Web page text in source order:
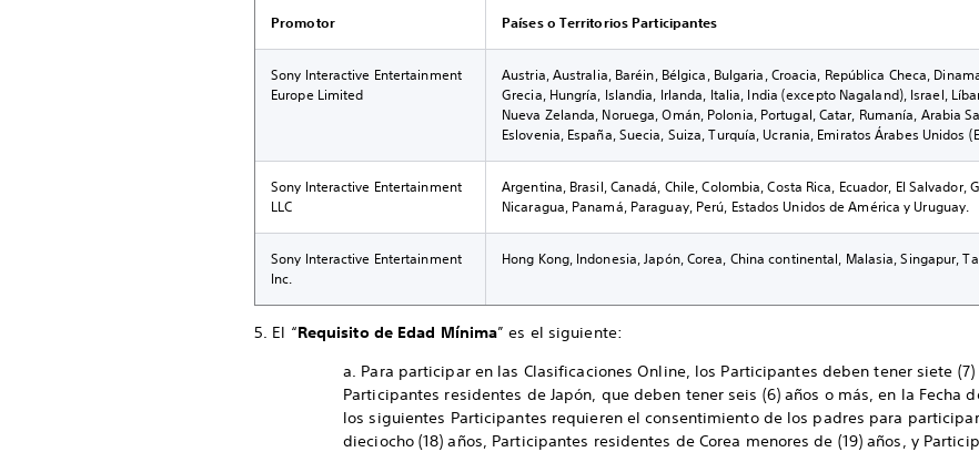
Promotor Países o Territorios Participantes
Sony Interactive Entertainment
Europe Limited
Austria, Australia, Baréin, Bélgica, Bulgaria, Croacia, República Checa,
Grecia, Hungría, Islandia, Irlanda, Italia, India (excepto Nagaland), Israel,
Nueva Zelanda, Noruega, Omán, Polonia, Portugal, Catar, Rumanía, Arabia
Eslovenia, España, Suecia, Suiza, Turquía, Ucrania, Emiratos Árabes Unidos
Sony Interactive Entertainment
LLC
Argentina, Brasil, Canadá, Chile, Colombia, Costa Rica, Ecuador, El Salvador,
Nicaragua, Panamá, Paraguay, Perú, Estados Unidos de América y Uruguay.
Sony Interactive Entertainment
Inc.
Hong Kong, Indonesia, Japón, Corea, China continental, Malasia, Singapur,
5. El “Requisito de Edad Mínima” es el siguiente:
a. Para participar en las Clasificaciones Online, los Participantes deben tener siete
Participantes residentes de Japón, que deben tener seis (6) años o más, en la Fecha
los siguientes Participantes requieren el consentimiento de los padres para
dieciocho (18) años, Participantes residentes de Corea menores de (19) años, y